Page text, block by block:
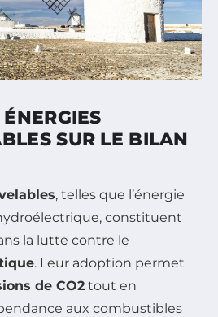
SUR LE BILAN
, telles que l’énergie
constituent
la lutte contre le
. Leur adoption permet
de CO2 tout en
aux combustibles